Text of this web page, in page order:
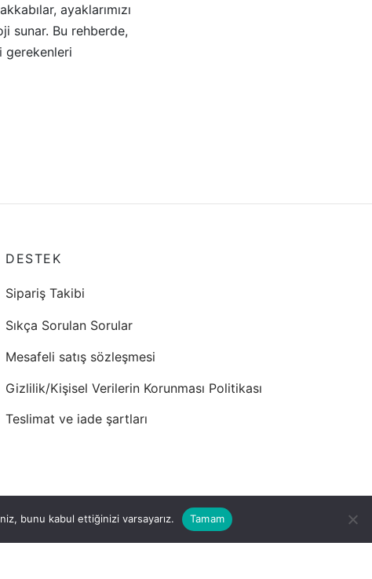
ayaklarımızı
sunar. Bu rehberde,
gerekenleri
DESTEK
Sipariş Takibi
Sıkça Sorulan Sorular
Mesafeli satış sözleşmesi
Gizlilik/Kişisel Verilerin Korunması Politikası
Teslimat ve iade şartları
bunu kabul ettiğinizi varsayarız. Tamam